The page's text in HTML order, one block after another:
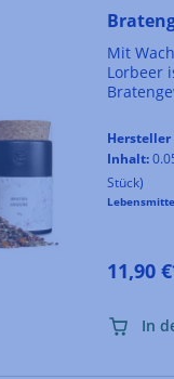
Mit
Lorbeer
Zutaten
Hersteller
Inhalt:
Stück)
11,90
In